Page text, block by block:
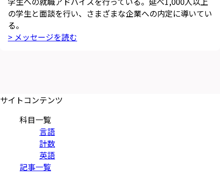
の学生と面談を行い、さまざまな企業への内定に導いてい
る。
> メッセージを読む
サイトコンテンツ
科目一覧
言語
計数
英語
記事一覧